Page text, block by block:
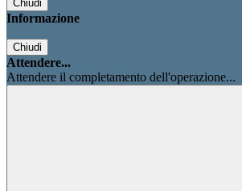
Chiudi
Informazione
Chiudi
Attendere...
Attendere il completamento dell'operazione...